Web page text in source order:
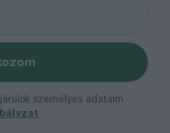
személyes adataim